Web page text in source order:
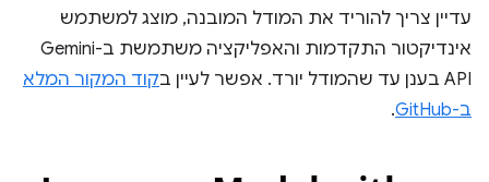
עדיין צריך להוריד את המודל המובנה, מוצג למשתמש
אינדיקטור התקדמות והאפליקציה משתמשת ב-Gemini
API בענן עד שהמודל יורד. אפשר לעיין ב
קוד המקור המלא
ב-GitHub
.